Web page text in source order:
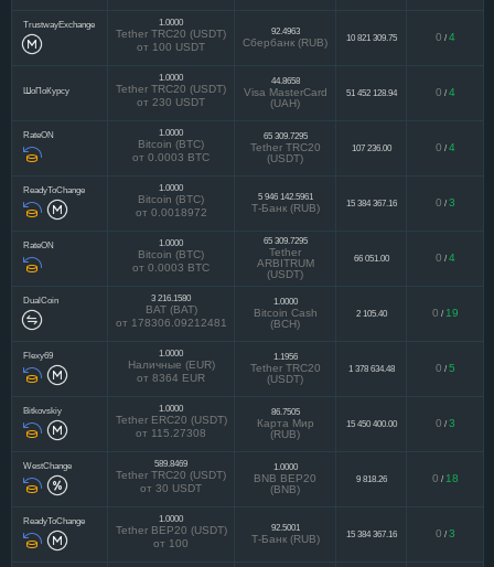
TrustwayExchange 1.0000
Tether TRC20 (USDT)
от 100 USDT
92.4963
Сбербанк (RUB) 10 821 309.75 0 / 4
ШоПоКурсу
1.0000
Tether TRC20 (USDT)
от 230 USDT
44.8658
Visa MasterCard
(UAH)
51 452 128.94 0 / 4
RateON 1.0000
Bitcoin (BTC)
от 0.0003 BTC
65 309.7295
Tether TRC20
(USDT)
107 236.00 0 / 4
ReadyToChange 1.0000
Bitcoin (BTC)
от 0.0018972
5 946 142.5961
Т-Банк (RUB) 15 384 367.16 0 / 3
RateON 1.0000
Bitcoin (BTC)
от 0.0003 BTC
65 309.7295
Tether
ARBITRUM
(USDT)
66 051.00 0 / 4
DualCoin 3 216.1580
BAT (BAT)
от 178306.09212481
1.0000
Bitcoin Cash
(BCH)
2 105.40 0 / 19
Flexy69 1.0000
Наличные (EUR)
от 8364 EUR
1.1956
Tether TRC20
(USDT)
1 378 634.48 0 / 5
Bitkovskiy 1.0000
Tether ERC20 (USDT)
от 115.27308
86.7505
Карта Мир
(RUB)
15 450 400.00 0 / 3
WestChange 589.8469
Tether TRC20 (USDT)
от 30 USDT
1.0000
BNB BEP20
(BNB)
9 818.26 0 / 18
ReadyToChange 1.0000
Tether BEP20 (USDT)
от 100
92.5001
Т-Банк (RUB) 15 384 367.16 0 / 3